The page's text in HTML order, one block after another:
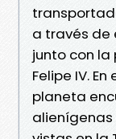
a través de
junto con la
Felipe IV. En
planeta
alienígenas